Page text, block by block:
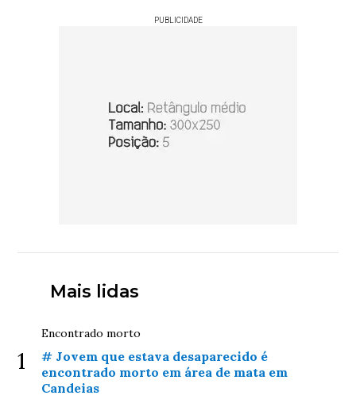
PUBLICIDADE
Mais lidas
1
Encontrado morto
# Jovem que estava desaparecido é
encontrado morto em área de mata em
Candeias